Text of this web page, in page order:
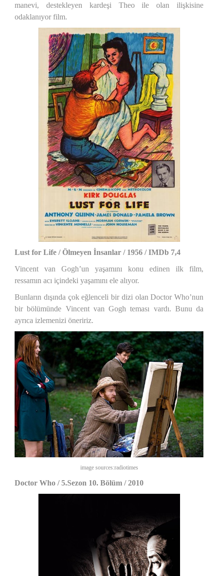
manevi, destekleyen kardeşi Theo ile olan ilişkisine
odaklanıyor film.
Lust for Life / Ölmeyen İnsanlar / 1956 / IMDb 7,4
Vincent van Gogh’un yaşamını konu edinen ilk film,
ressamın acı içindeki yaşamını ele alıyor.
Bunların dışında çok eğlenceli bir dizi olan Doctor Who’nun
bir bölümünde Vincent van Gogh teması vardı. Bunu da
ayrıca izlemenizi öneririz.
image sources:radiotimes
Doctor Who / 5.Sezon 10. Bölüm / 2010